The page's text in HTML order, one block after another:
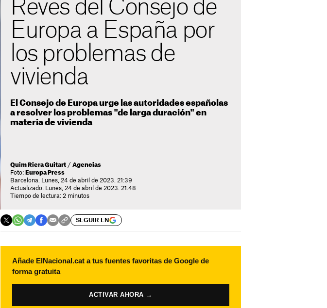
Revés del Consejo de
Europa a España por
los problemas de
vivienda
El Consejo de Europa urge las autoridades españolas
a resolver los problemas "de larga duración" en
materia de vivienda
Quim Riera Guitart / Agencias
Foto: Europa Press
Barcelona. Lunes, 24 de abril de 2023. 21:39
Actualizado: Lunes, 24 de abril de 2023. 21:48
Tiempo de lectura: 2 minutos
SEGUIR EN
Añade ElNacional.cat a tus fuentes favoritas de Google de
forma gratuita
ACTIVAR AHORA →